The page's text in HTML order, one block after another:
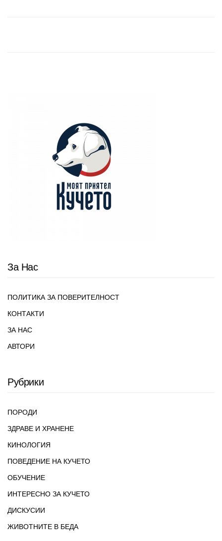
За Нас
ПОЛИТИКА ЗА ПОВЕРИТЕЛНОСТ
КОНТАКТИ
ЗА НАС
АВТОРИ
Рубрики
ПОРОДИ
ЗДРАВЕ И ХРАНЕНЕ
КИНОЛОГИЯ
ПОВЕДЕНИЕ НА КУЧЕТО
ОБУЧЕНИЕ
ИНТЕРЕСНО ЗА КУЧЕТО
ДИСКУСИИ
ЖИВОТНИТЕ В БЕДА